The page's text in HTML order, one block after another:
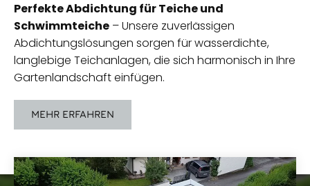
Perfekte Abdichtung für Teiche und
Schwimmteiche – Unsere zuverlässigen
Abdichtungslösungen sorgen für wasserdichte,
langlebige Teichanlagen, die sich harmonisch in Ihre
Gartenlandschaft einfügen.
MEHR ERFAHREN